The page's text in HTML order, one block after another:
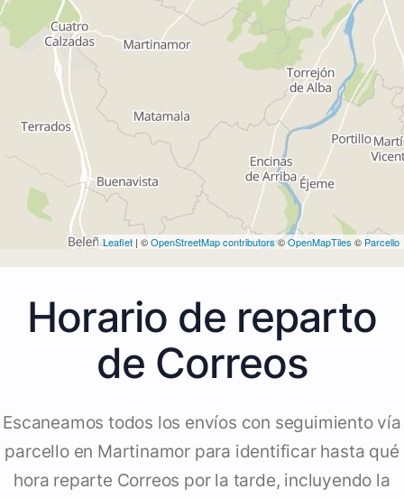
Leaflet | ©OpenStreetMap contributors©OpenMapTiles © Parcello
Horario de reparto
de Correos
Escaneamos todos los envíos con seguimiento vía
parcello en Martinamor para identificar hasta qué
hora reparte Correos por la tarde, incluyendo la